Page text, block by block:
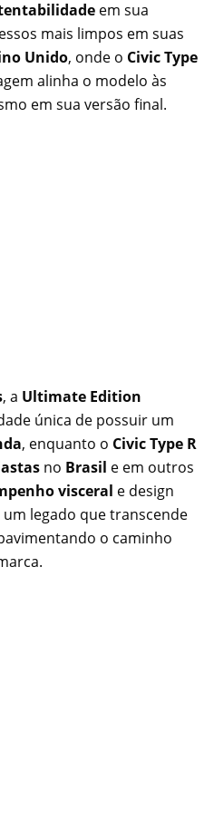
em sua
mais limpos em suas
Unido, onde o Civic Type
alinha o modelo às
em sua versão final.
, a Ultimate Edition
única de possuir um
, enquanto o Civic Type R
no Brasil e em outros
visceral e design
legado que transcende
o caminho